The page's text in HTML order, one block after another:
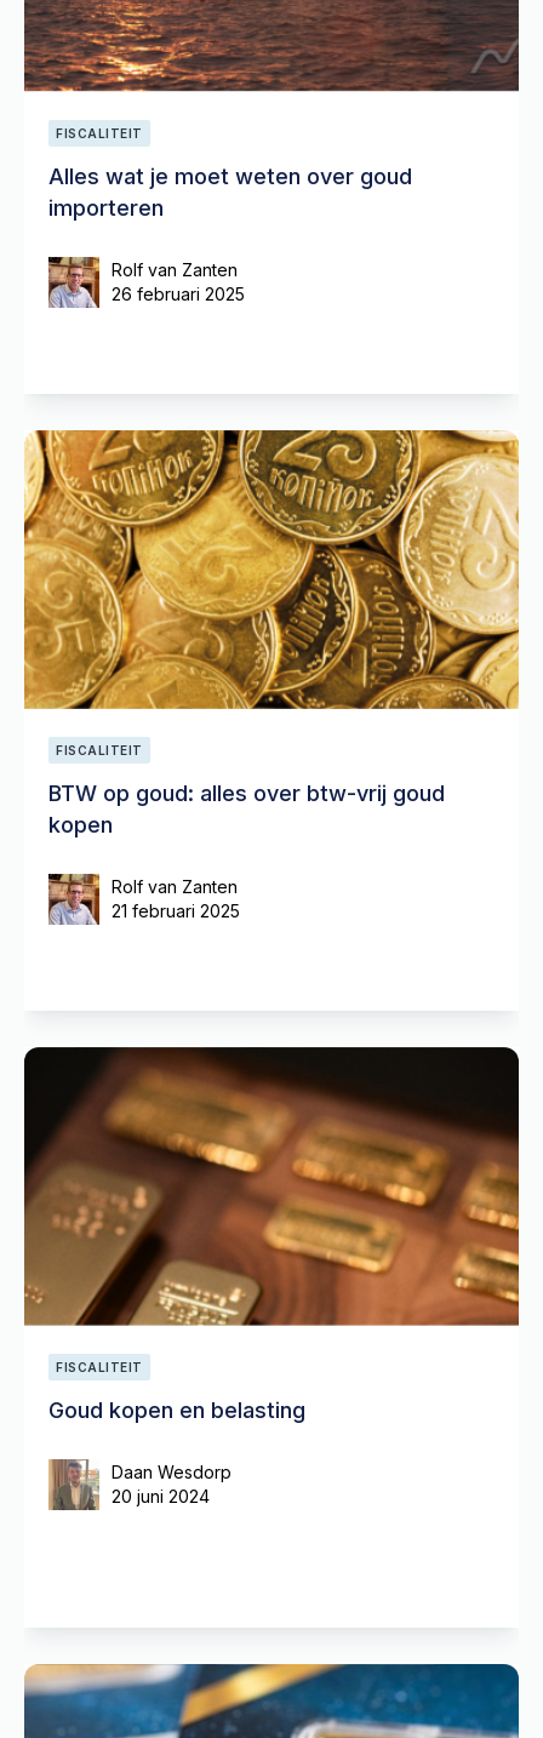
FISCALITEIT
Alles wat je moet weten over goud
importeren
Rolf van Zanten
26 februari 2025
FISCALITEIT
BTW op goud: alles over btw-vrij goud
kopen
Rolf van Zanten
21 februari 2025
FISCALITEIT
Goud kopen en belasting
Daan Wesdorp
20 juni 2024